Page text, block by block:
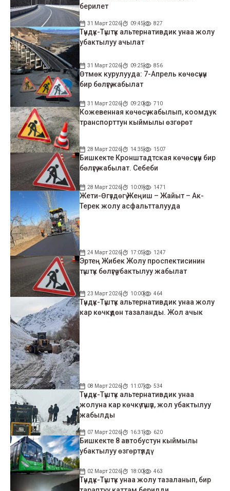
берилет
31 Март 2026 09:45 827
Түндүк-Түштүк альтернативдик унаа жолу
убактылуу ачылат
31 Март 2026 09:25 856
Өтмөк курулууда: 7-Апрель көчөсүнүн
бир бөлүгү жабылат
31 Март 2026 09:20 710
Кожевенная көчөсү жабылып, коомдук
транспорттун кыймылы өзгөрөт
28 Март 2026 14:35 1507
Бишкекте Кронштадтская көчөсүнүн бир
бөлүгү жабылат. Себеби
28 Март 2026 10:09 1471
Жети-Өгүздөгү Жеңиш – Жайыт – Ак-
Терек жолу асфальтталууда
24 Март 2026 17:05 1247
Эртең Жибек Жолу проспектисинин
түштүк бөлүгү убактылуу жабылат
23 Март 2026 10:00 464
Түндүк-Түштүк альтернативдик унаа жолу
кар көчкүдөн тазаланды. Жол ачык
08 Март 2026 11:07 534
Түндүк-Түштүк альтернативдик унаа
жолуна кар көчкү түшүп, жол убактылуу
жабылды
07 Март 2026 16:31 620
Бишкекте 8 автобустун кыймылы
убактылуу өзгөртүлдү
02 Март 2026 18:00 463
Түндүк-Түштүк унаа жолу тазаланып, бир